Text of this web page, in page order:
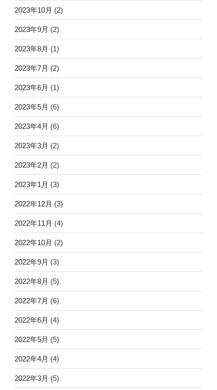
2023年10月 (2)
2023年9月 (2)
2023年8月 (1)
2023年7月 (2)
2023年6月 (1)
2023年5月 (6)
2023年4月 (6)
2023年3月 (2)
2023年2月 (2)
2023年1月 (3)
2022年12月 (3)
2022年11月 (4)
2022年10月 (2)
2022年9月 (3)
2022年8月 (5)
2022年7月 (6)
2022年6月 (4)
2022年5月 (5)
2022年4月 (4)
2022年3月 (5)